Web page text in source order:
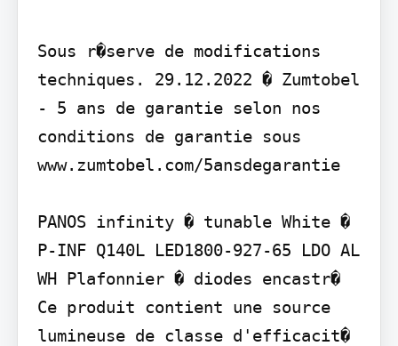
Sous r�serve de modifications
techniques. 29.12.2022 � Zumtobel
- 5 ans de garantie selon nos
conditions de garantie sous
www.zumtobel.com/5ansdegarantie
PANOS infinity � tunable White �
P-INF Q140L LED1800-927-65 LDO AL
WH Plafonnier � diodes encastr�
Ce produit contient une source
lumineuse de classe d'efficacit�